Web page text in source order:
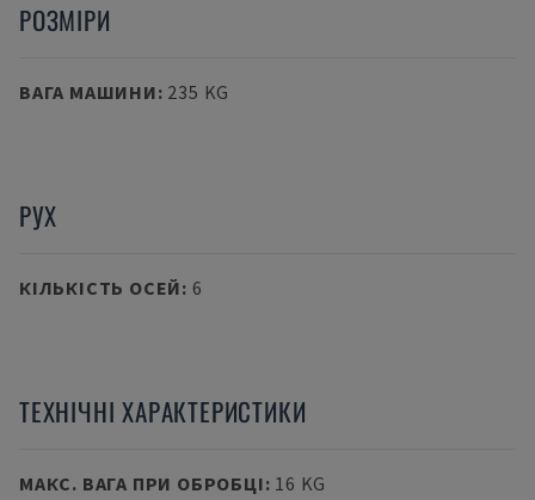
РОЗМІРИ
ВАГА МАШИНИ: 235 KG
РУХ
КІЛЬКІСТЬ ОСЕЙ: 6
ТЕХНІЧНІ ХАРАКТЕРИСТИКИ
МАКС. ВАГА ПРИ ОБРОБЦІ: 16 KG